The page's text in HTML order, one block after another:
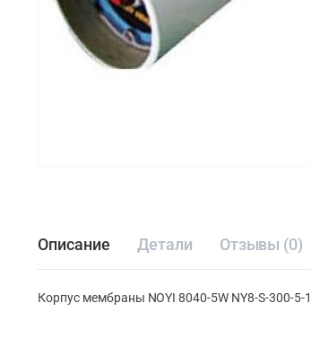
Описание Детали Отзывы (0)
Корпус мембраны NOYI 8040-5W NY8-S-300-5-